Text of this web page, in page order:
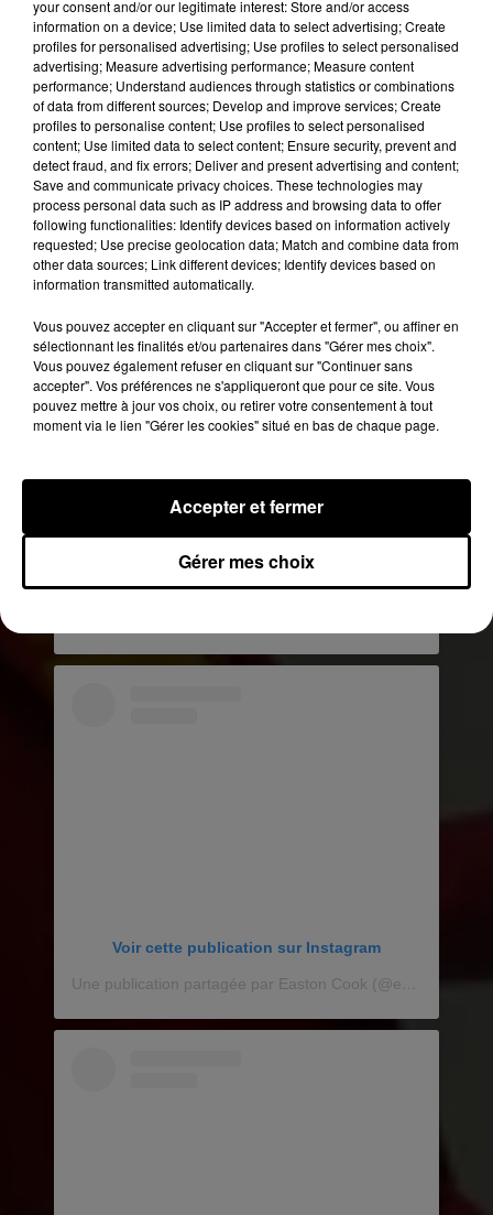
Voir cette publication sur Instagram
Une publication partagée par NYC Blogger| Jetsetter�xÈ�xÈ‍'�️ (@kiariladyboss)
Voir cette publication sur Instagram
Voir cette publication sur Instagram
Une publication partagée par Easton Cook (@eastonexplores)
your consent and/or our legitimate interest: Store and/or access
information on a device; Use limited data to select advertising; Create
profiles for personalised advertising; Use profiles to select personalised
advertising; Measure advertising performance; Measure content
performance; Understand audiences through statistics or combinations
of data from different sources; Develop and improve services; Create
profiles to personalise content; Use profiles to select personalised
content; Use limited data to select content; Ensure security, prevent and
detect fraud, and fix errors; Deliver and present advertising and content;
Save and communicate privacy choices. These technologies may
process personal data such as IP address and browsing data to offer
following functionalities: Identify devices based on information actively
requested; Use precise geolocation data; Match and combine data from
other data sources; Link different devices; Identify devices based on
information transmitted automatically.
Vous pouvez accepter en cliquant sur "Accepter et fermer", ou affiner en
sélectionnant les finalités et/ou partenaires dans "Gérer mes choix".
Vous pouvez également refuser en cliquant sur "Continuer sans
accepter". Vos préférences ne s'appliqueront que pour ce site. Vous
pouvez mettre à jour vos choix, ou retirer votre consentement à tout
moment via le lien "Gérer les cookies" situé en bas de chaque page.
Gérer mes choix
Accepter et fermer